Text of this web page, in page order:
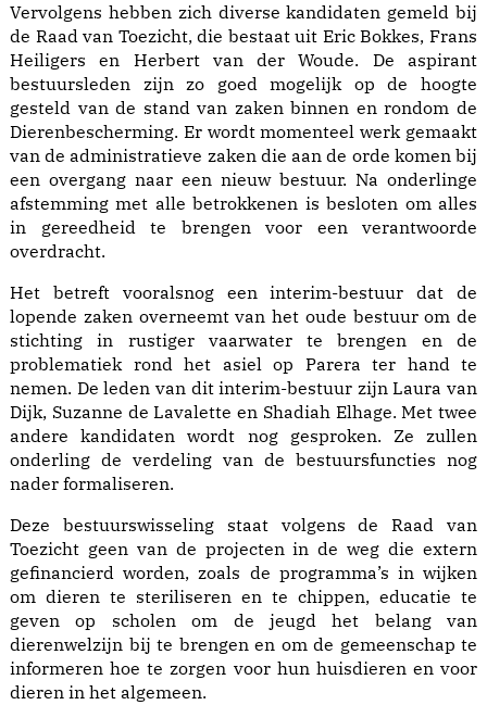
Vervolgens hebben zich diverse kandidaten gemeld bij
de Raad van Toezicht, die bestaat uit Eric Bokkes, Frans
Heiligers en Herbert van der Woude. De aspirant
bestuursleden zijn zo goed mogelijk op de hoogte
gesteld van de stand van zaken binnen en rondom de
Dierenbescherming. Er wordt momenteel werk gemaakt
van de administratieve zaken die aan de orde komen bij
een overgang naar een nieuw bestuur. Na onderlinge
afstemming met alle betrokkenen is besloten om alles
in gereedheid te brengen voor een verantwoorde
overdracht.
Het betreft vooralsnog een interim-bestuur dat de
lopende zaken overneemt van het oude bestuur om de
stichting in rustiger vaarwater te brengen en de
problematiek rond het asiel op Parera ter hand te
nemen. De leden van dit interim-bestuur zijn Laura van
Dijk, Suzanne de Lavalette en Shadiah Elhage. Met twee
andere kandidaten wordt nog gesproken. Ze zullen
onderling de verdeling van de bestuursfuncties nog
nader formaliseren.
Deze bestuurswisseling staat volgens de Raad van
Toezicht geen van de projecten in de weg die extern
gefinancierd worden, zoals de programma’s in wijken
om dieren te steriliseren en te chippen, educatie te
geven op scholen om de jeugd het belang van
dierenwelzijn bij te brengen en om de gemeenschap te
informeren hoe te zorgen voor hun huisdieren en voor
dieren in het algemeen.